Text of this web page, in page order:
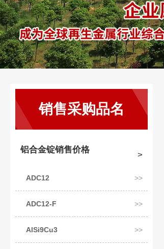
销售采购品名
铝合金锭销售价格
ADC12
ADC12-F
AlSi9Cu3